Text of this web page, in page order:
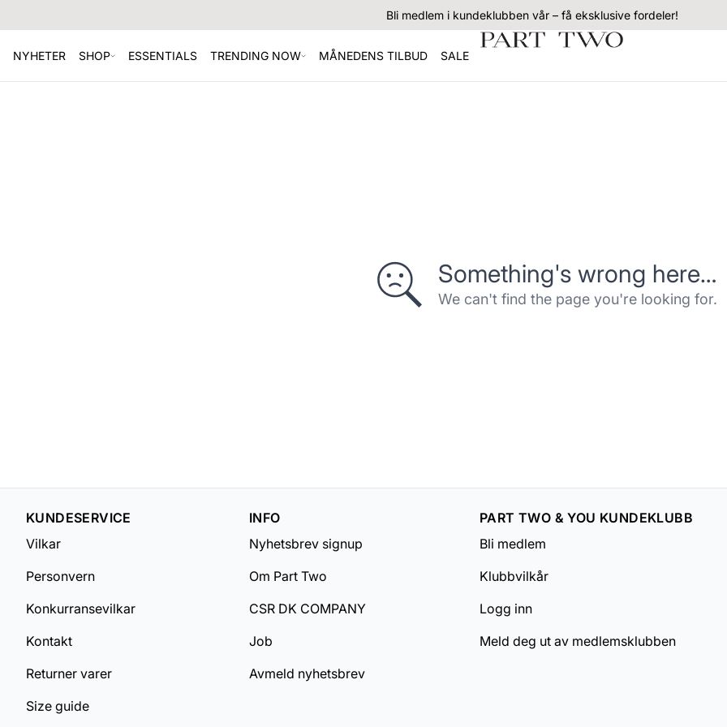
Bli medlem i kundeklubben vår – få eksklusive fordeler!
NYHETER SHOP ESSENTIALS TRENDING NOW MÅNEDENS TILBUD SALE
Something's wrong here…
We can't find the page you're looking for.
KUNDESERVICE
Vilkar
Personvern
Konkurransevilkar
Kontakt
Returner varer
Size guide
INFO
Nyhetsbrev signup
Om Part Two
CSR DK COMPANY
Job
Avmeld nyhetsbrev
PART TWO & YOU KUNDEKLUBB
Bli medlem
Klubbvilkår
Logg inn
Meld deg ut av medlemsklubben